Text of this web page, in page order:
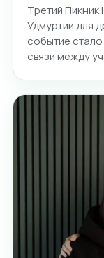
Третий
Удмуртии для
событие
связи между